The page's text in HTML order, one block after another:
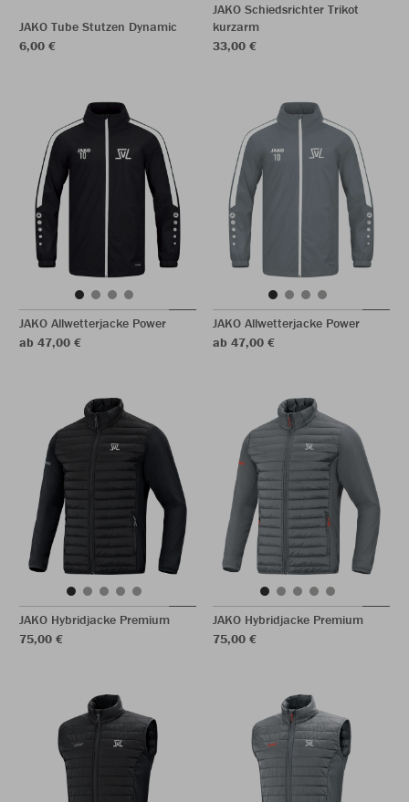
JAKO Tube Stutzen Dynamic
6,00 €
JAKO Schiedsrichter Trikot
kurzarm
33,00 €
JAKO Allwetterjacke Power
ab 47,00 €
JAKO Allwetterjacke Power
ab 47,00 €
JAKO Hybridjacke Premium
75,00 €
JAKO Hybridjacke Premium
75,00 €